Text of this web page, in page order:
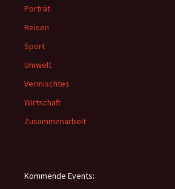
Porträt
Reisen
Sport
Umwelt
Vermischtes
Wirtschaft
Zusammenarbeit
Kommende Events: